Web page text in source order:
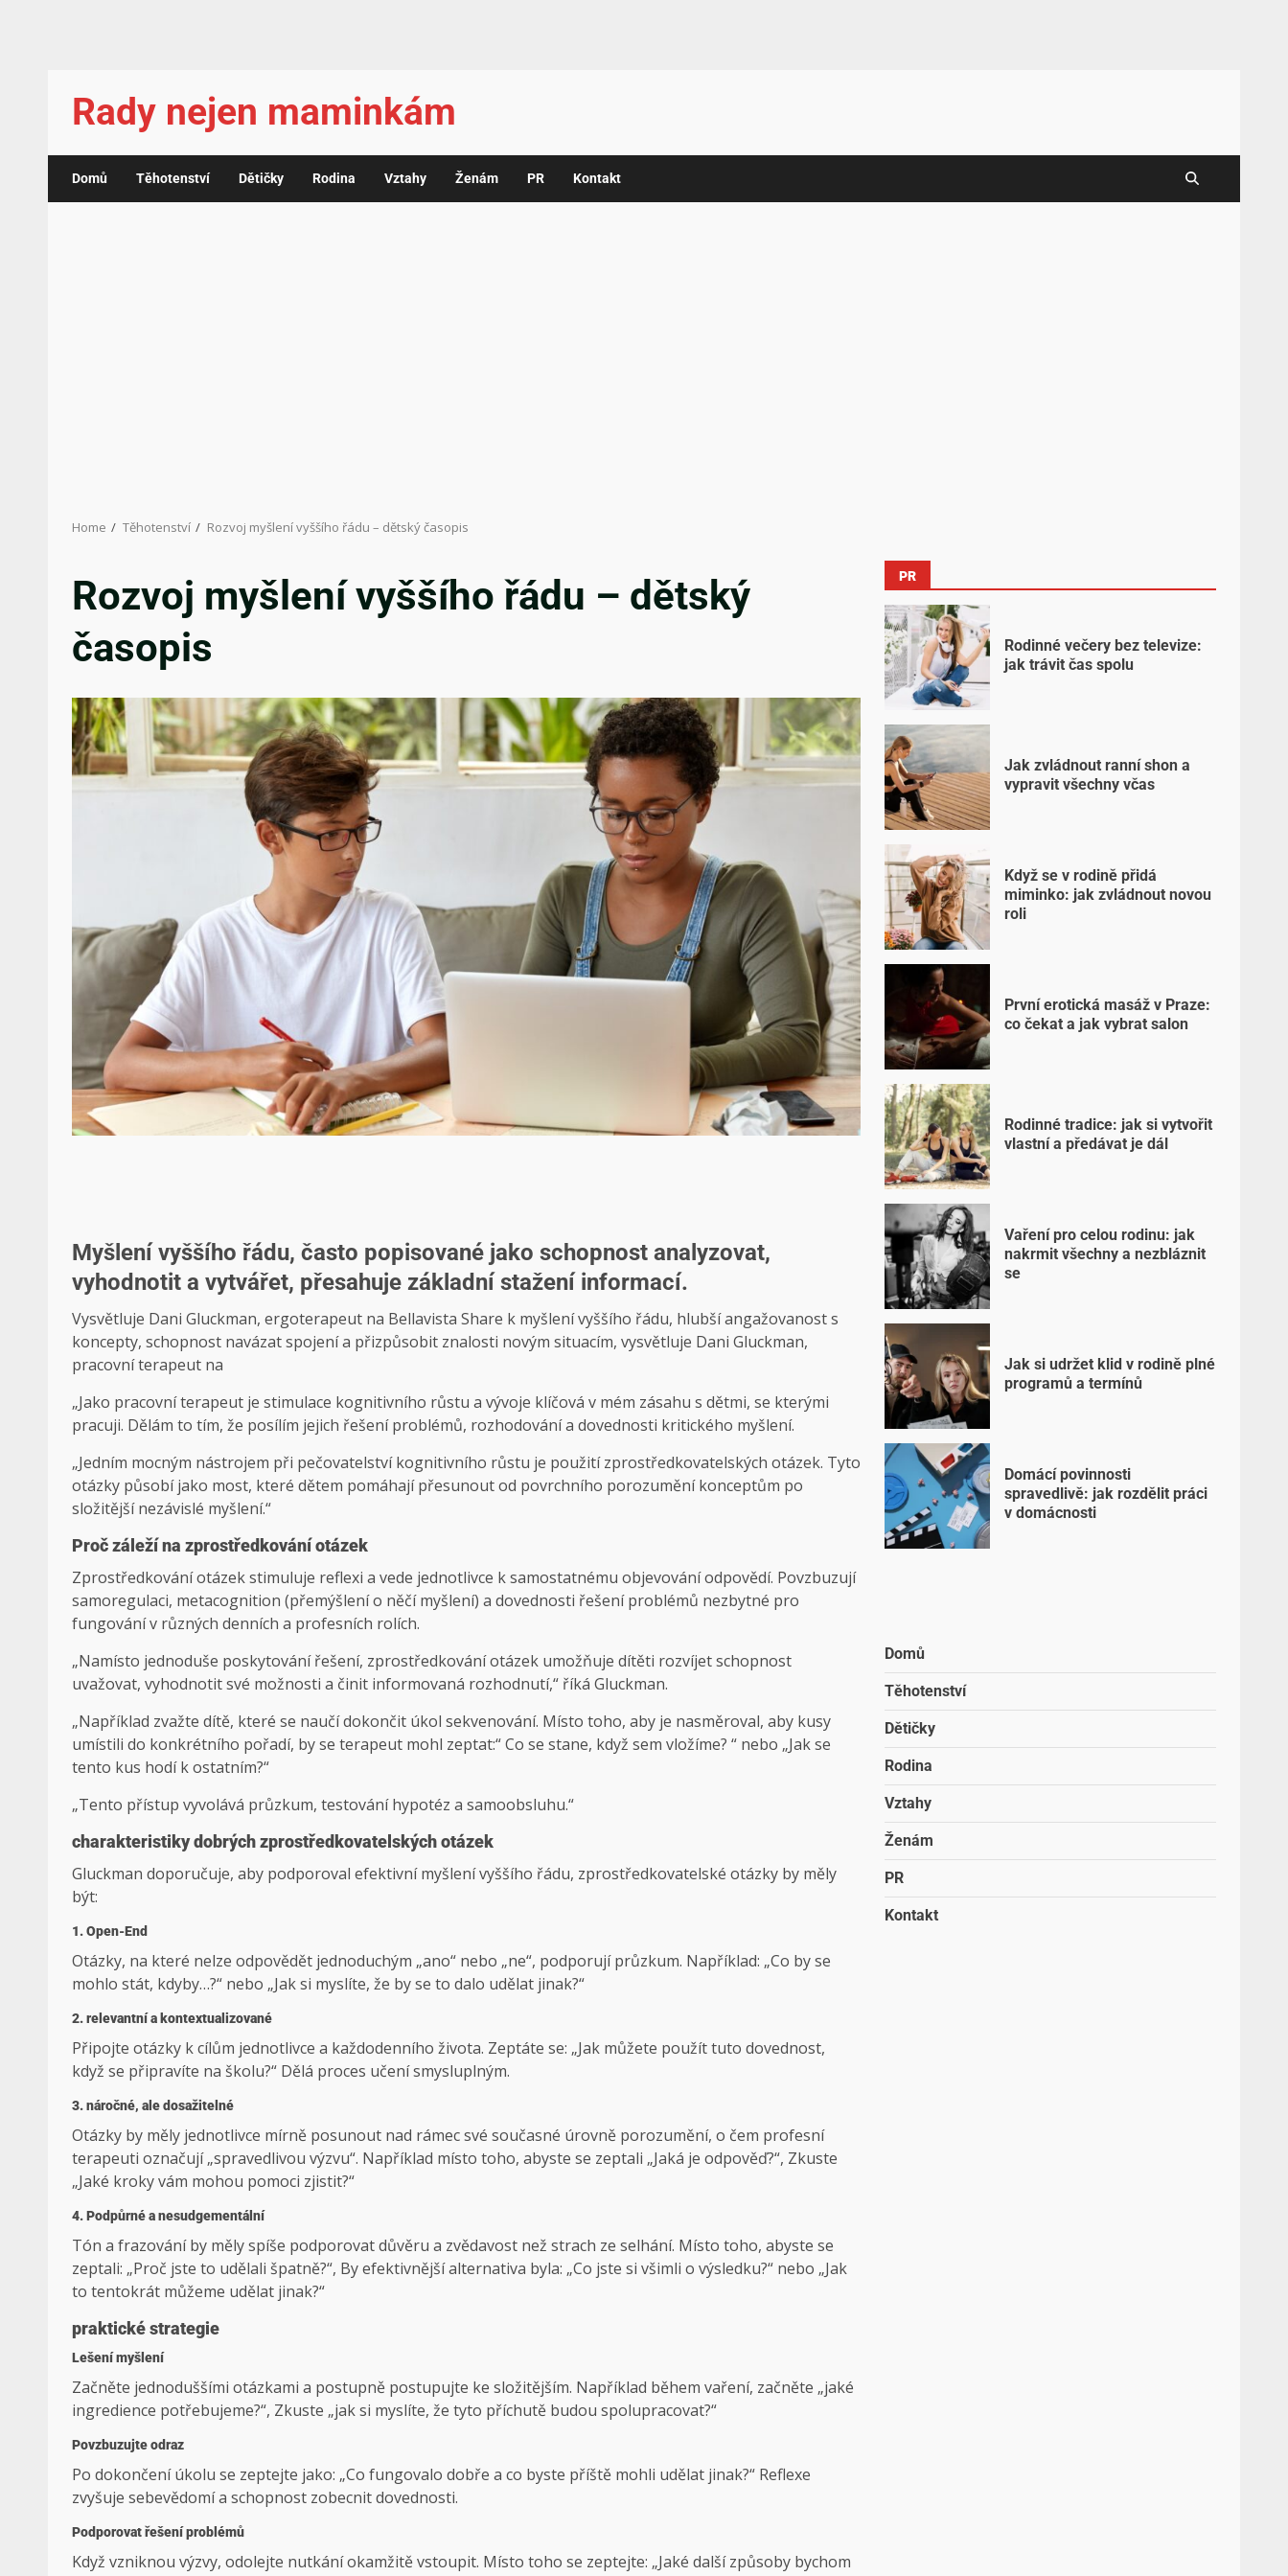
Rady nejen maminkám
Domů Těhotenství Dětičky Rodina Vztahy Ženám PR Kontakt
Home Těhotenství Rozvoj myšlení vyššího řádu – dětský časopis
Rozvoj myšlení vyššího řádu – dětský
časopis
Myšlení vyššího řádu, často popisované jako schopnost analyzovat,
vyhodnotit a vytvářet, přesahuje základní stažení informací.
Vysvětluje Dani Gluckman, ergoterapeut na Bellavista Share k myšlení vyššího řádu, hlubší angažovanost s
koncepty, schopnost navázat spojení a přizpůsobit znalosti novým situacím, vysvětluje Dani Gluckman,
pracovní terapeut na
„Jako pracovní terapeut je stimulace kognitivního růstu a vývoje klíčová v mém zásahu s dětmi, se kterými
pracuji. Dělám to tím, že posílím jejich řešení problémů, rozhodování a dovednosti kritického myšlení.
„Jedním mocným nástrojem při pečovatelství kognitivního růstu je použití zprostředkovatelských otázek. Tyto
otázky působí jako most, které dětem pomáhají přesunout od povrchního porozumění konceptům po
složitější nezávislé myšlení.“
Proč záleží na zprostředkování otázek
Zprostředkování otázek stimuluje reflexi a vede jednotlivce k samostatnému objevování odpovědí. Povzbuzují
samoregulaci, metacognition (přemýšlení o něčí myšlení) a dovednosti řešení problémů nezbytné pro
fungování v různých denních a profesních rolích.
„Namísto jednoduše poskytování řešení, zprostředkování otázek umožňuje dítěti rozvíjet schopnost
uvažovat, vyhodnotit své možnosti a činit informovaná rozhodnutí,“ říká Gluckman.
„Například zvažte dítě, které se naučí dokončit úkol sekvenování. Místo toho, aby je nasměroval, aby kusy
umístili do konkrétního pořadí, by se terapeut mohl zeptat:“ Co se stane, když sem vložíme? “ nebo „Jak se
tento kus hodí k ostatním?“
„Tento přístup vyvolává průzkum, testování hypotéz a samoobsluhu.“
charakteristiky dobrých zprostředkovatelských otázek
Gluckman doporučuje, aby podporoval efektivní myšlení vyššího řádu, zprostředkovatelské otázky by měly
být:
1. Open-End
Otázky, na které nelze odpovědět jednoduchým „ano“ nebo „ne“, podporují průzkum. Například: „Co by se
mohlo stát, kdyby…?“ nebo „Jak si myslíte, že by se to dalo udělat jinak?“
2. relevantní a kontextualizované
Připojte otázky k cílům jednotlivce a každodenního života. Zeptáte se: „Jak můžete použít tuto dovednost,
když se připravíte na školu?“ Dělá proces učení smysluplným.
3. náročné, ale dosažitelné
Otázky by měly jednotlivce mírně posunout nad rámec své současné úrovně porozumění, o čem profesní
terapeuti označují „spravedlivou výzvu“. Například místo toho, abyste se zeptali „Jaká je odpověď?“, Zkuste
„Jaké kroky vám mohou pomoci zjistit?“
4. Podpůrné a nesudgementální
Tón a frazování by měly spíše podporovat důvěru a zvědavost než strach ze selhání. Místo toho, abyste se
zeptali: „Proč jste to udělali špatně?“, By efektivnější alternativa byla: „Co jste si všimli o výsledku?“ nebo „Jak
to tentokrát můžeme udělat jinak?“
praktické strategie
Lešení myšlení
Začněte jednoduššími otázkami a postupně postupujte ke složitějším. Například během vaření, začněte „jaké
ingredience potřebujeme?“, Zkuste „jak si myslíte, že tyto příchutě budou spolupracovat?“
Povzbuzujte odraz
Po dokončení úkolu se zeptejte jako: „Co fungovalo dobře a co byste příště mohli udělat jinak?“ Reflexe
zvyšuje sebevědomí a schopnost zobecnit dovednosti.
Podporovat řešení problémů
Když vzniknou výzvy, odolejte nutkání okamžitě vstoupit. Místo toho se zeptejte: „Jaké další způsoby bychom
PR
Rodinné večery bez televize:
jak trávit čas spolu
Jak zvládnout ranní shon a
vypravit všechny včas
Když se v rodině přidá
miminko: jak zvládnout novou
roli
První erotická masáž v Praze:
co čekat a jak vybrat salon
Rodinné tradice: jak si vytvořit
vlastní a předávat je dál
Vaření pro celou rodinu: jak
nakrmit všechny a nezbláznit
se
Jak si udržet klid v rodině plné
programů a termínů
Domácí povinnosti
spravedlivě: jak rozdělit práci
v domácnosti
Domů
Těhotenství
Dětičky
Rodina
Vztahy
Ženám
PR
Kontakt